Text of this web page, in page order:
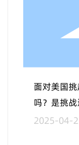
面对美国
吗？是挑
2025-04-